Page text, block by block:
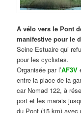
A vélo vers le Pont
manifestive pour le
Seine Estuaire qui
pour les cyclistes.
Organisée par l’AF3V
entre la place de la
car Nomad 122, à
port et les marais
du Pont (15 km) avec